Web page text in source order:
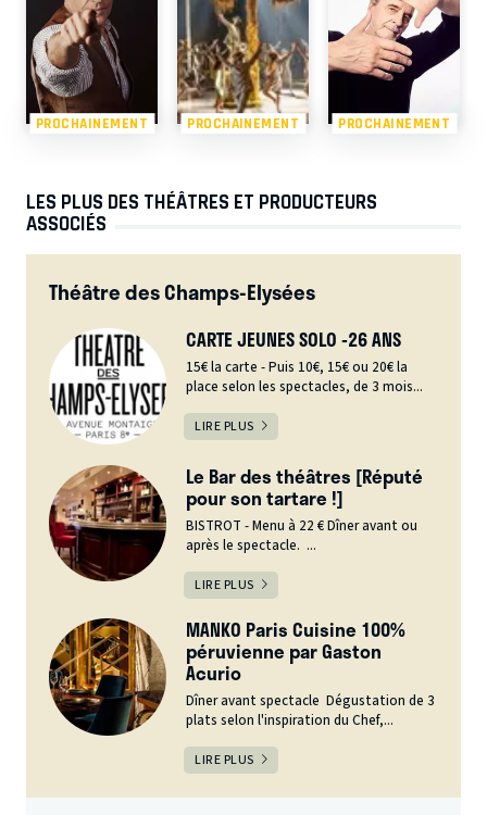
PROCHAINEMENT PROCHAINEMENT PROCHAINEMENT
LES PLUS DES THÉÂTRES ET PRODUCTEURS
ASSOCIÉS
Théâtre des Champs-Elysées
CARTE JEUNES SOLO -26 ANS
15€ la carte - Puis 10€, 15€ ou 20€ la
place selon les spectacles, de 3 mois...
LIRE PLUS
Le Bar des théâtres [Réputé
pour son tartare !]
BISTROT - Menu à 22 € Dîner avant ou
après le spectacle. ...
LIRE PLUS
MANKO Paris Cuisine 100%
péruvienne par Gaston
Acurio
Dîner avant spectacle Dégustation de 3
plats selon l'inspiration du Chef,...
LIRE PLUS